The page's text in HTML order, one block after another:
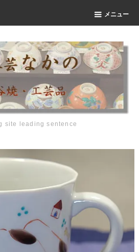
メニュー
site leading sentence